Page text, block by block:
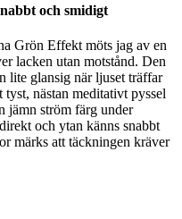
och smidigt
Grön Effekt möts jag av en
lacken utan motstånd. Den
lite glansig när ljuset träffar
nästan meditativt pyssel
jämn ström färg under
och ytan känns snabbt
märks att täckningen kräver